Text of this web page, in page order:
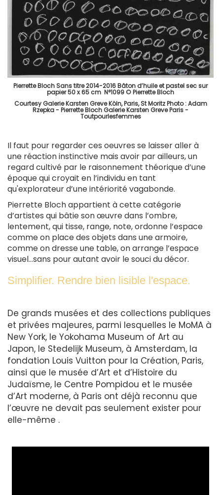
Pierrette Bloch Sans titre 2014-2016 Bâton d’huile et pastel sec sur
papier 50 x 65 cm N°1099 © Pierrette Bloch
Courtesy Galerie Karsten Greve Köln, Paris, St Moritz Photo : Adam
Rzepka - Pierrette Bloch Galerie Karsten Greve Paris -
Toutpourlesfemmes
Il faut pour regarder ces oeuvres se laisser aller à
une réaction instinctive mais avoir par ailleurs, un
regard cultivé par le raisonnement théorique d’une
époque qui croyait en l’individu en tant
qu'explorateur d’une intériorité vagabonde.
Pierrette Bloch appartient à cette catégorie
d’artistes qui bâtie son œuvre dans l’ombre,
lentement, qui tisse, range, note, ordonne l’espace
comme on place des objets dans une armoire,
comme on dresse une table, on arrange l’espace
visuel…sans pour autant avoir le souci du décor.
Simplifier. Rendre bien lisible l'espace.
De grands musées et des collections publiques
et privées majeures, parmi lesquelles le MoMA à
New York, le Yokohama Museum of Art au
Japon, le Stedelijk Museum, à Amsterdam, la
fondation Louis Vuitton pour la Création, Paris,
ainsi que le musée d’Art et d’Histoire du
Judaïsme, le Centre Pompidou et le musée
d’Art moderne, à Paris ont déjà reconnu que
l’œuvre ne devait pas seulement exister pour
elle-même .